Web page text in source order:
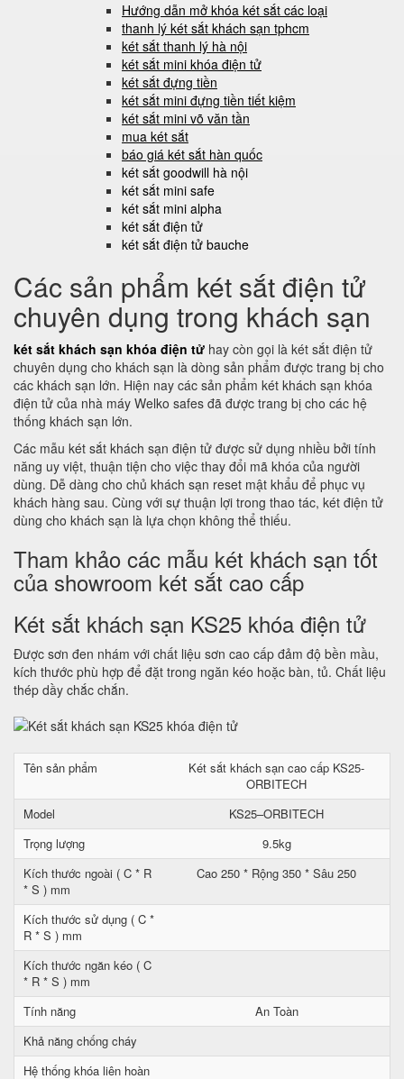
Hướng dẫn mở khóa két sắt các loại
thanh lý két sắt khách sạn tphcm
két sắt thanh lý hà nội
két sắt mini khóa điện tử
két sắt đựng tiền
két sắt mini đựng tiền tiết kiệm
két sắt mini võ văn tần
mua két sắt
báo giá két sắt hàn quốc
két sắt goodwill hà nội
két sắt mini safe
két sắt mini alpha
két sắt điện tử
két sắt điện tử bauche
Các sản phẩm két sắt điện tử
chuyên dụng trong khách sạn
két sắt khách sạn khóa điện tử hay còn gọi là két sắt điện tử
chuyên dụng cho khách sạn là dòng sản phẩm được trang bị cho
các khách sạn lớn. Hiện nay các sản phẩm két khách sạn khóa
điện tử của nhà máy Welko safes đã được trang bị cho các hệ
thống khách sạn lớn.
Các mẫu két sắt khách sạn điện tử được sử dụng nhiều bởi tính
năng uy việt, thuận tiện cho việc thay đổi mã khóa của người
dùng. Dễ dàng cho chủ khách sạn reset mật khẩu để phục vụ
khách hàng sau. Cùng với sự thuận lợi trong thao tác, két điện tử
dùng cho khách sạn là lựa chọn không thể thiếu.
Tham khảo các mẫu két khách sạn tốt
của showroom két sắt cao cấp
Két sắt khách sạn KS25 khóa điện tử
Được sơn đen nhám với chất liệu sơn cao cấp đảm độ bền mầu,
kích thước phù hợp để đặt trong ngăn kéo hoặc bàn, tủ. Chất liệu
thép dầy chắc chắn.
Tên sản phẩm
Két sắt khách sạn cao cấp KS25-
ORBITECH
Model
KS25–ORBITECH
Trọng lượng
9.5kg
Kích thước ngoài ( C * R
* S ) mm
Cao 250 * Rộng 350 * Sâu 250
Kích thước sử dụng ( C *
R * S ) mm
Kích thước ngăn kéo ( C
* R * S ) mm
Tính năng
An Toàn
Khả năng chống cháy
Hệ thống khóa liên hoàn